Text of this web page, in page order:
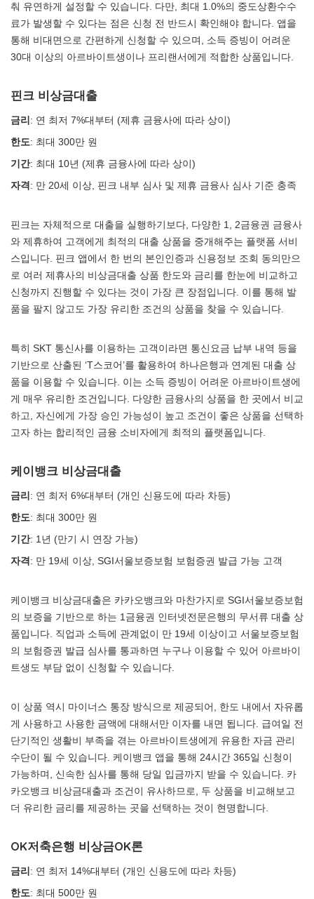
춰 유연하게 설정할 수 있습니다. 다만, 최대 1.0%의 중도상환수수
료가 발생할 수 있다는 점은 신청 전 반드시 확인해야 합니다. 앱을
통해 비대면으로 간편하게 신청할 수 있으며, 소득 증빙이 어려운
30대 이상의 아르바이트생이나 프리랜서에게 적합한 상품입니다.
핀크 비상금대출
금리 : 연 최저 7%대부터 (제휴 금융사에 따라 상이)
한도: 최대 300만 원
기간: 최대 10년 (제휴 금융사에 따라 상이)
자격 : 만 20세 이상, 핀크 내부 심사 및 제휴 금융사 심사 기준 충족
핀크는 자체적으로 대출을 실행하기보다, 다양한 1, 2금융권 금융사
와 제휴하여 고객에게 최적의 대출 상품을 중개해주는 플랫폼 서비
스입니다. 핀크 앱에서 한 번의 본인인증과 신용정보 조회 동의만으
로 여러 제휴사의 비상금대출 상품 한도와 금리를 한눈에 비교하고
신청까지 진행할 수 있다는 것이 가장 큰 장점입니다. 이를 통해 발
품을 팔지 않고도 가장 유리한 조건의 상품을 찾을 수 있습니다.
특히 SKT 통신사를 이용하는 고객이라면 통신요금 납부 내역 등을
기반으로 산출된 ‘T스코어’를 활용하여 하나은행과 연계된 대출 상
품을 이용할 수 있습니다. 이는 소득 증빙이 어려운 아르바이트생에
게 매우 유리한 조건입니다. 다양한 금융사의 상품을 한 곳에서 비교
하고, 자신에게 가장 승인 가능성이 높고 조건이 좋은 상품을 선택하
고자 하는 합리적인 금융 소비자에게 최적의 플랫폼입니다.
케이뱅크 비상금대출
금리 : 연 최저 6%대부터 (개인 신용도에 따라 차등)
한도: 최대 300만 원
기간: 1년 (만기 시 연장 가능)
자격 : 만 19세 이상, SGI서울보증보험 보험증권 발급 가능 고객
케이뱅크 비상금대출은 카카오뱅크와 마찬가지로 SGI서울보증보험
의 보증을 기반으로 하는 1금융권 인터넷전문은행의 무서류 대출 상
품입니다. 직업과 소득에 관계없이 만 19세 이상이고 서울보증보험
의 보험증권 발급 심사를 통과하면 누구나 이용할 수 있어 아르바이
트생도 부담 없이 신청할 수 있습니다.
이 상품 역시 마이너스 통장 방식으로 제공되어, 한도 내에서 자유롭
게 사용하고 사용한 금액에 대해서만 이자를 내면 됩니다. 급여일 전
단기적인 생활비 부족을 겪는 아르바이트생에게 유용한 자금 관리
수단이 될 수 있습니다. 케이뱅크 앱을 통해 24시간 365일 신청이
가능하며, 신속한 심사를 통해 당일 입금까지 받을 수 있습니다. 카
카오뱅크 비상금대출과 조건이 유사하므로, 두 상품을 비교해보고
더 유리한 금리를 제공하는 곳을 선택하는 것이 현명합니다.
OK저축은행 비상금OK론
금리 : 연 최저 14%대부터 (개인 신용도에 따라 차등)
한도: 최대 500만 원